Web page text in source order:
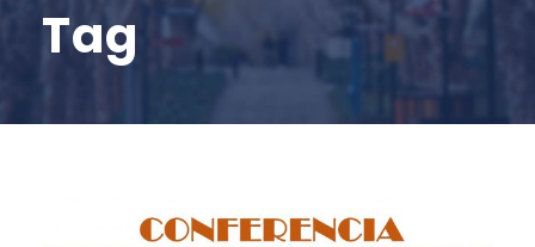
Tag